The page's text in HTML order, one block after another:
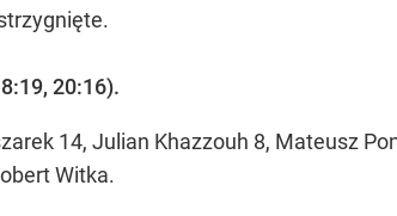
20:16).
14, Julian Khazzouh 8, Mateusz
Witka.